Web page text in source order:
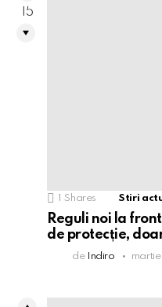
1 Shares Stiri
Reguli noi la
de protecție,
de Indiro
15